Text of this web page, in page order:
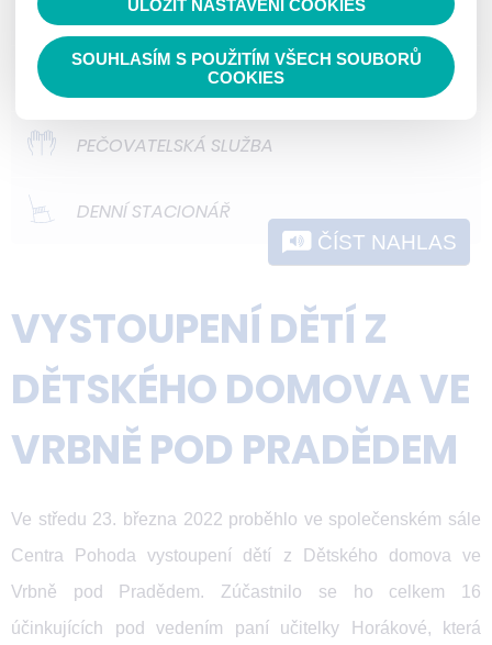
ODLEHČOVACÍ SLUŽBY
DOMOVY PRO OSOBY SE ZDRAVOTNÍM
POSTIŽENÍM
PEČOVATELSKÁ SLUŽBA
DENNÍ STACIONÁŘ
ČÍST NAHLAS
VYSTOUPENÍ DĚTÍ Z
DĚTSKÉHO DOMOVA VE
VRBNĚ POD PRADĚDEM
Ve středu 23. března 2022 proběhlo ve společenském sále
Centra Pohoda vystoupení dětí z Dětského domova ve
Vrbně pod Pradědem. Zúčastnilo se ho celkem 16
účinkujících pod vedením paní učitelky Horákové, která
nedokážeme zjistit navštívené odkazy,
prohlížené zboží apod.
ULOŽIT NASTAVENÍ COOKIES
SOUHLASÍM S POUŽITÍM VŠECH SOUBORŮ
COOKIES